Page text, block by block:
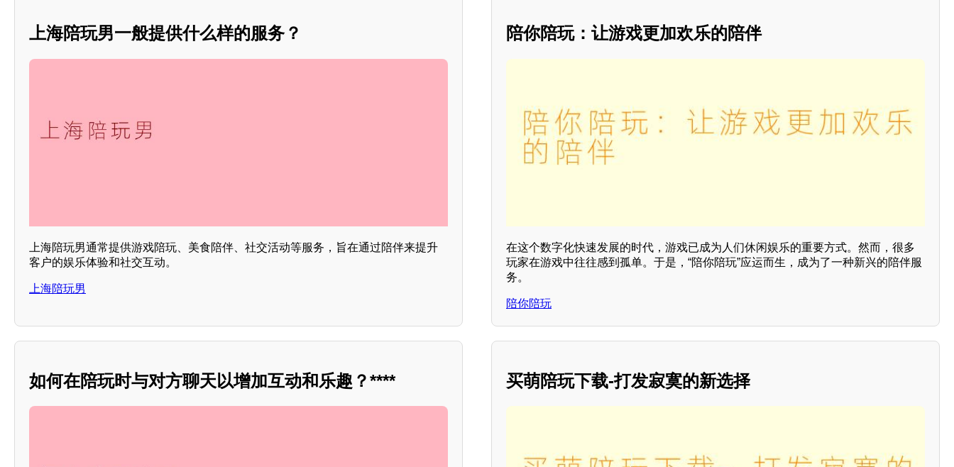
上海陪玩男一般提供什么样的服务？
上海陪玩男通常提供游戏陪玩、美食陪伴、社交活动等服务，旨在通过陪伴来提升
客户的娱乐体验和社交互动。
上海陪玩男
陪你陪玩：让游戏更加欢乐的陪伴
在这个数字化快速发展的时代，游戏已成为人们休闲娱乐的重要方式。然而，很多
玩家在游戏中往往感到孤单。于是，“陪你陪玩”应运而生，成为了一种新兴的陪伴服
务。
陪你陪玩
如何在陪玩时与对方聊天以增加互动和乐趣？**** 买萌陪玩下载-打发寂寞的新选择